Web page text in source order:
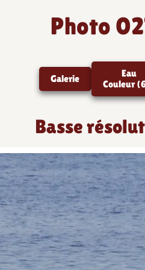
Photo
Galerie
Eau
Couleur
Basse